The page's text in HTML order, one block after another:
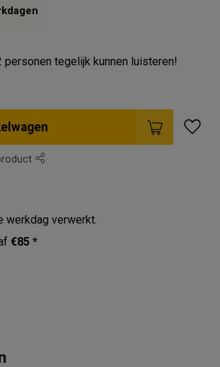
tegelijk kunnen luisteren!
werkdag verwerkt.
€85 *